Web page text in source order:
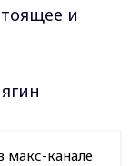
и
макс-канале